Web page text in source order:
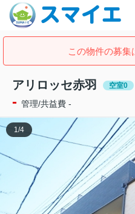
この物件の募集
アリロッセ赤羽 空室0
- 管理/共益費 -
1/4